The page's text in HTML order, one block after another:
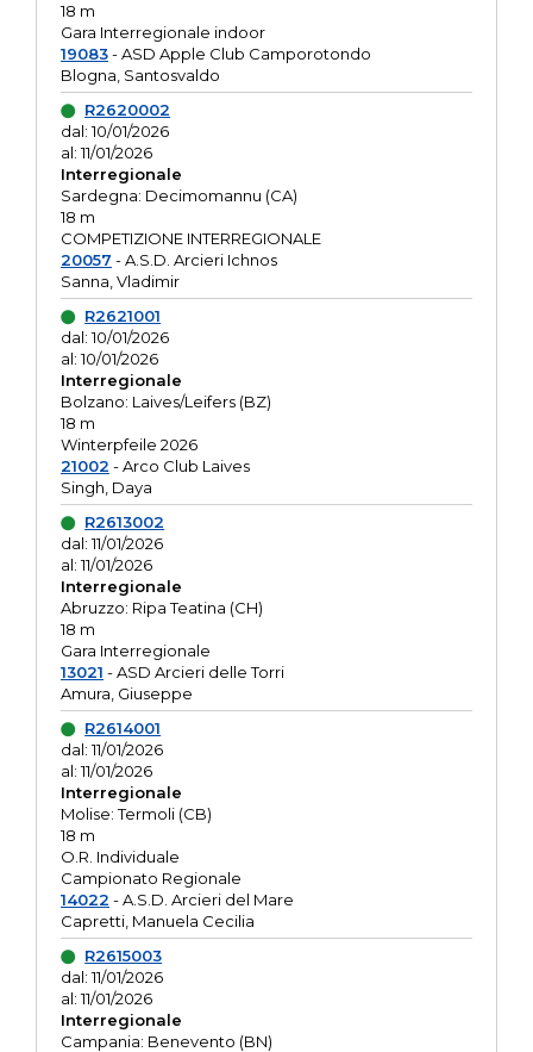
18 m
Gara Interregionale indoor
19083- ASD Apple Club Camporotondo
Blogna, Santosvaldo
R2620002
dal: 10/01/2026
al: 11/01/2026
Interregionale
Sardegna: Decimomannu (CA)
18 m
COMPETIZIONE INTERREGIONALE
20057 - A.S.D. Arcieri Ichnos
Sanna, Vladimir
R2621001
dal: 10/01/2026
al: 10/01/2026
Interregionale
Bolzano: Laives/Leifers (BZ)
18 m
Winterpfeile 2026
21002 - Arco Club Laives
Singh, Daya
R2613002
dal: 11/01/2026
al: 11/01/2026
Interregionale
Abruzzo: Ripa Teatina (CH)
18 m
Gara Interregionale
13021 - ASD Arcieri delle Torri
Amura, Giuseppe
R2614001
dal: 11/01/2026
al: 11/01/2026
Interregionale
Molise: Termoli (CB)
18 m
O.R. Individuale
Campionato Regionale
14022 - A.S.D. Arcieri del Mare
Capretti, Manuela Cecilia
R2615003
dal: 11/01/2026
al: 11/01/2026
Interregionale
Campania: Benevento (BN)